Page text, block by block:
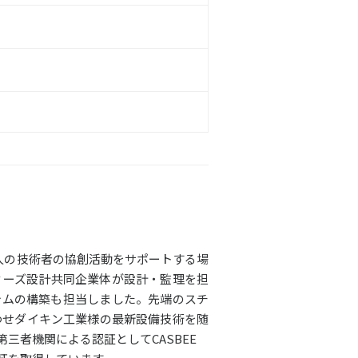
技術者の協創活動をサポートする場
ズ設計共同企業体が設計・監理を担
の構築も担当しました。先端のスチ
ダイキン工業様の最新設備技術を随
三者機関による認証としてCASBEE